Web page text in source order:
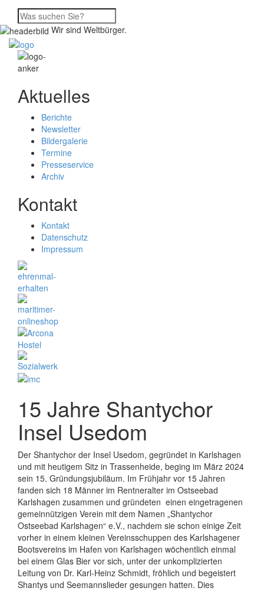
Wir sind Weltbürger.
Aktuelles
Berichte
Newsletter
Bildergalerie
Termine
Presseservice
Archiv
Kontakt
Kontakt
Datenschutz
Impressum
15 Jahre Shantychor
Insel Usedom
Der Shantychor der Insel Usedom, gegründet in Karlshagen
und mit heutigem Sitz in Trassenheide, beging im März 2024
sein 15. Gründungsjubiläum. Im Frühjahr vor 15 Jahren
fanden sich 18 Männer im Rentneralter im Ostseebad
Karlshagen zusammen und gründeten einen eingetragenen
gemeinnützigen Verein mit dem Namen „Shantychor
Ostseebad Karlshagen“ e.V., nachdem sie schon einige Zeit
vorher in einem kleinen Vereinsschuppen des Karlshagener
Bootsvereins im Hafen von Karlshagen wöchentlich einmal
bei einem Glas Bier vor sich, unter der unkomplizierten
Leitung von Dr. Karl-Heinz Schmidt, fröhlich und begeistert
Shantys und Seemannslieder gesungen hatten. Dies